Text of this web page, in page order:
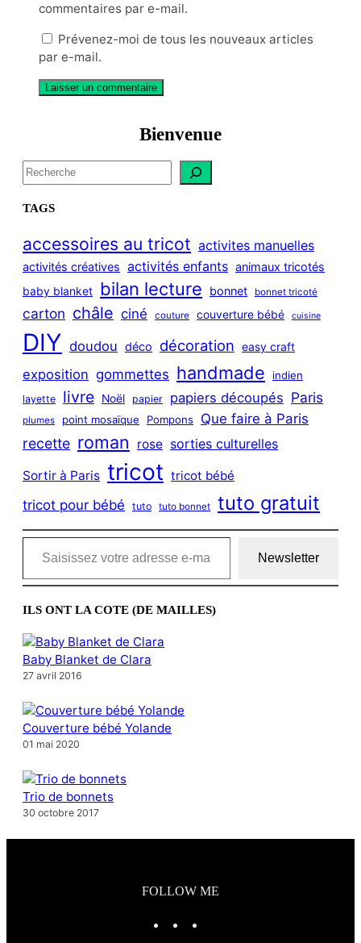
commentaires par e-mail.
Prévenez-moi de tous les nouveaux articles
par e-mail.
Bienvenue
S
e
a
c
h
TAGS
accessoires au tricot activites manuelles
activités créatives activités enfants animaux tricotés
baby blanket bilan lecture bonnet bonnet tricoté
carton châle ciné couture couverture bébé cuisine
DIY doudou déco décoration easy craft
exposition gommettes handmade indien
layette livre Noël papier papiers découpés Paris
plumes point mosaïque Pompons Que faire à Paris
recette roman rose sorties culturelles
Sortir à Paris tricot tricot bébé
tricot pour bébé tuto tuto bonnet tuto gratuit
Saisissez votre adresse e-mail…
Newsletter
ILS ONT LA COTE (DE MAILLES)
Baby Blanket de Clara
27 avril 2016
Couverture bébé Yolande
01 mai 2020
Trio de bonnets
30 octobre 2017
FOLLOW ME